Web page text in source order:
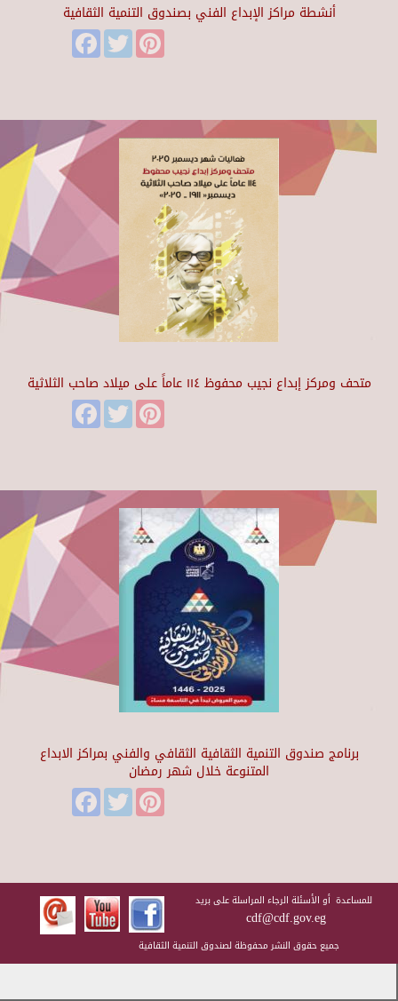
أنشطة مراكز الإبداع الفني بصندوق التنمية الثقافية
FacebookTwitter
متحف ومركز إبداع نجيب محفوظ ١١٤ عاماً على ميلاد صاحب الثلاثية
FacebookTwitter
برنامج صندوق التنمية الثقافية الثقافي والفني بمراكز الابداع
المتنوعة خلال شهر رمضان
FacebookTwitter
للمساعدة أو الأسئلة الرجاء المراسلة على بريد
cdf@cdf.gov.eg
جميع حقوق النشر محفوظة لصندوق التنمية الثقافية